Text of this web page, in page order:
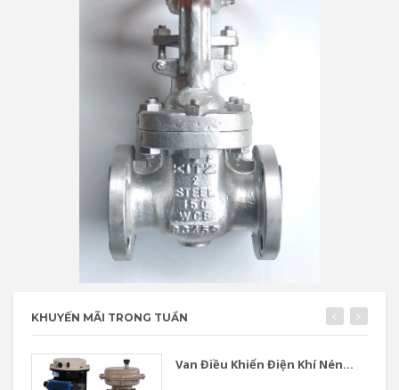
KHUYẾN MÃI TRONG TUẦN
Van Điều Khiển Điện Khí Nén...